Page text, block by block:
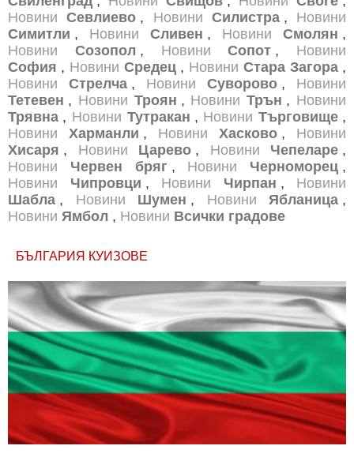
Новини
Севлиево , Новини Силистра , Новини
Симитли , Новини Сливен , Новини Смолян ,
Новини
Созопол , Новини Сопот , Новини
София , Новини Средец , Новини Стара Загора ,
Новини
Стрелча , Новини Суворово , Новини
Тетевен , Новини Троян , Новини Трън , Новини
Трявна , Новини Тутракан , Новини Търговище ,
Новини
Харманли , Новини Хасково , Новини
Хисаря , Новини Царево , Новини Чепеларе ,
Новини
Червен бряг , Новини Черноморец ,
Новини
Чипровци , Новини Чирпан , Новини
Шабла , Новини Шумен , Новини Ябланица ,
Новини Ямбол , Новини Всички градове
БЪЛГАРИЯ КУИЗОВЕ